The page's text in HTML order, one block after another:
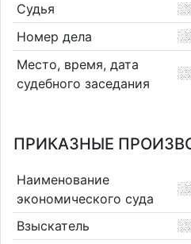
Судья
Номер дела
Место, время, дата
судебного заседания
ПРИКАЗНЫЕ
Наименование
экономического суда
Взыскатель